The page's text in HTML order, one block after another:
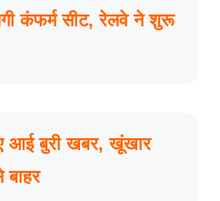
कंफर्म सीट, रेलवे ने शुरू
आई बुरी खबर, खूंखार
बाहर